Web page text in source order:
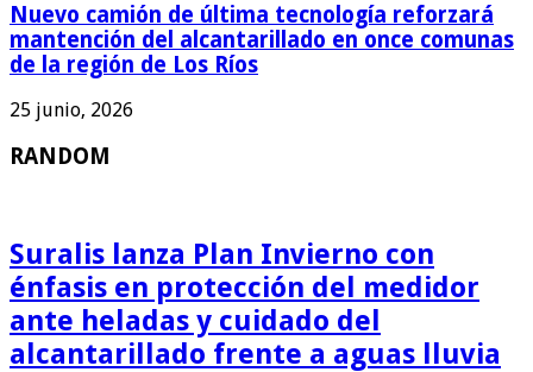
Nuevo camión de última tecnología reforzará
mantención del alcantarillado en once comunas
de la región de Los Ríos
25 junio, 2026
RANDOM
Suralis lanza Plan Invierno con
énfasis en protección del medidor
ante heladas y cuidado del
alcantarillado frente a aguas lluvia